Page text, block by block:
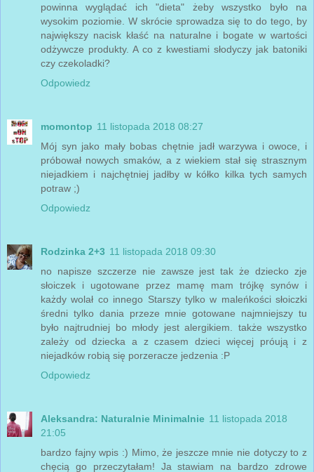
powinna wyglądać ich "dieta" żeby wszystko było na
wysokim poziomie. W skrócie sprowadza się to do tego, by
największy nacisk kłaść na naturalne i bogate w wartości
odżywcze produkty. A co z kwestiami słodyczy jak batoniki
czy czekoladki?
Odpowiedz
momontop 11 listopada 2018 08:27
Mój syn jako mały bobas chętnie jadł warzywa i owoce, i
próbował nowych smaków, a z wiekiem stał się strasznym
niejadkiem i najchętniej jadłby w kółko kilka tych samych
potraw ;)
Odpowiedz
Rodzinka 2+3 11 listopada 2018 09:30
no napisze szczerze nie zawsze jest tak że dziecko zje
słoiczek i ugotowane przez mamę mam trójkę synów i
każdy wolał co innego Starszy tylko w maleńkości słoiczki
średni tylko dania przeze mnie gotowane najmniejszy tu
było najtrudniej bo młody jest alergikiem. także wszystko
zależy od dziecka a z czasem dzieci więcej próują i z
niejadków robią się porzeracze jedzenia :P
Odpowiedz
Aleksandra: Naturalnie Minimalnie 11 listopada 2018
21:05
bardzo fajny wpis :) Mimo, że jeszcze mnie nie dotyczy to z
chęcią go przeczytałam! Ja stawiam na bardzo zdrowe